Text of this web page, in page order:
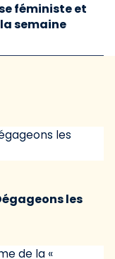
féministe et
semaine
les